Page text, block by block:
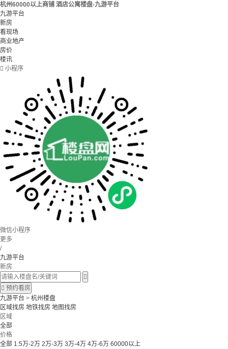
杭州60000以上商铺 酒店公寓楼盘-九游平台
九游平台
新房
看现场
商业地产
房价
楼讯
 小程序
微信小程序
更多
/
九游平台
新房

 预约看房
九游平台 > 杭州楼盘
区域找房 地铁找房 地图找房
区域
全部
价格
全部 1.5万-2万 2万-3万 3万-4万 4万-6万 60000以上